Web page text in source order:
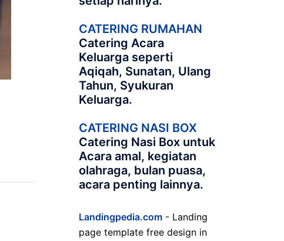
CATERING RUMAHAN
Catering Acara
Keluarga seperti
Aqiqah, Sunatan, Ulang
Tahun, Syukuran
Keluarga.
CATERING NASI BOX
Catering Nasi Box untuk
Acara amal, kegiatan
olahraga, bulan puasa,
acara penting lainnya.
Landingpedia.com - Landing
page template free design in